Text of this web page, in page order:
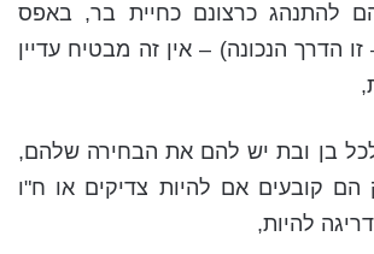
להתנהג כרצונם כחיית בר, באפס
הדרך הנכונה) – אין זה מבטיח עדיין
בן ובת יש להם את הבחירה שלהם,
הם קובעים אם להיות צדיקים או ח"ו
להיות,